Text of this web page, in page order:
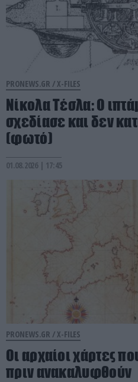
PRONEWS.GR /X-FILES
Νίκολα Τέσλα: Ο
σχεδίασε και δεν
(φωτό)
01.08.2026 | 17:45
PRONEWS.GR /X-FILES
Οι αρχαίοι χάρτες
πριν ανακαλυφθούν